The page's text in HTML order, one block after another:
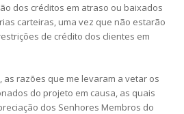
dos créditos em atraso ou baixados
carteiras, uma vez que não estarão
de crédito dos clientes em
as razões que me levaram a vetar os
do projeto em causa, as quais
dos Senhores Membros do